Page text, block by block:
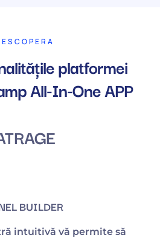
platformei
All-In-One APP
BUILDER
intuitivă vă permite să